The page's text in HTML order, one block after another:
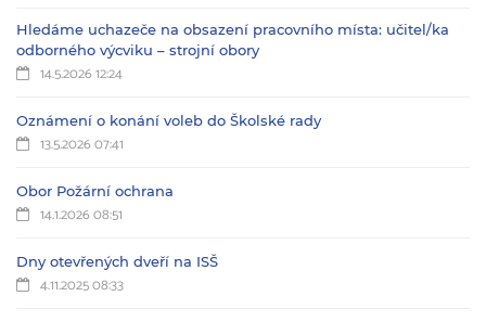
Hledáme uchazeče na obsazení pracovního místa: učitel/ka
odborného výcviku – strojní obory
14.5.2026 12:24
Oznámení o konání voleb do Školské rady
13.5.2026 07:41
Obor Požární ochrana
14.1.2026 08:51
Dny otevřených dveří na ISŠ
4.11.2025 08:33